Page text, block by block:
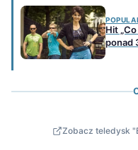
Hit
ponad
Zobacz teledysk